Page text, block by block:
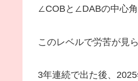
∠COBと∠DABの中心角
このレベルで労苦が見
3年連続で出た後、